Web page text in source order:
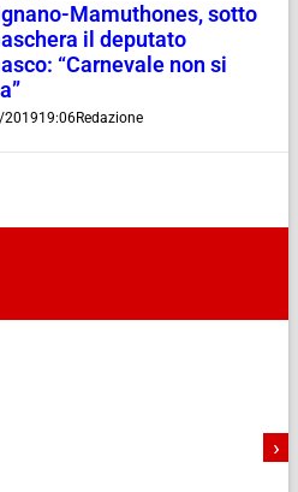
Mamuthones, sotto
il deputato
“Carnevale non si
19:06Redazione
›